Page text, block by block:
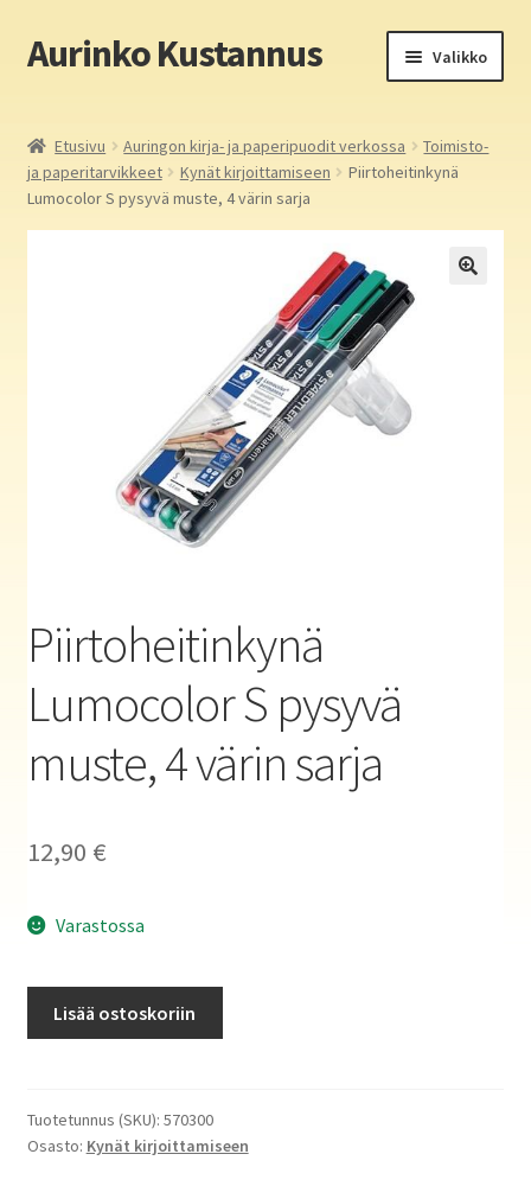
Siirry
navigointiin
Siirry
sisältöön
Aurinko Kustannus Valikko
Yritys
Aurinko Kustannus: kirjat
Auringon kirja- ja paperipuodit verkossa
Haluatko kirjailijaksi?
Etusivu Auringon kirja- ja paperipuodit verkossa
Toimisto-
ja paperitarvikkeet
Kynät kirjoittamiseen
Piirtoheitinkynä
Lumocolor S pysyvä muste, 4 värin sarja
Piirtoheitinkynä
Lumocolor S pysyvä
muste, 4 värin sarja
12,90 €
Varastossa
muste,
4
Lisää ostoskoriin
Tuotetunnus (SKU): 570300
Osasto: Kynät kirjoittamiseen